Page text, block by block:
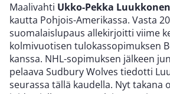
Maalivahti Ukko-Pekka Luukkonen
kautta Pohjois-Amerikassa. Vasta
suomalaislupaus allekirjoitti viime
kolmivuotisen tulokassopimuksen
kanssa. NHL-sopimuksen jälkeen
pelaava Sudbury Wolves tiedotti
seurassa tällä kaudella. Nyt takana